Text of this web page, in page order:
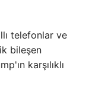
telefonlar ve
bileşen
karşılıklı